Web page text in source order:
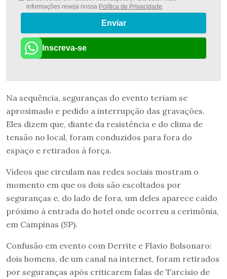
informações reveja nossa Política de Privacidade.
Enviar
Inscreva-se
Na sequência, seguranças do evento teriam se
aproximado e pedido a interrupção das gravações.
Eles dizem que, diante da resistência e do clima de
tensão no local, foram conduzidos para fora do
espaço e retirados à força.
Vídeos que circulam nas redes sociais mostram o
momento em que os dois são escoltados por
seguranças e, do lado de fora, um deles aparece caído
próximo à entrada do hotel onde ocorreu a cerimônia,
em Campinas (SP).
Confusão em evento com Derrite e Flavio Bolsonaro:
dois homens, de um canal na internet, foram retirados
por seguranças após criticarem falas de Tarcísio de